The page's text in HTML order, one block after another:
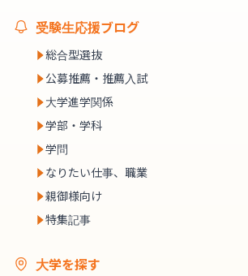
受験生応援ブログ
総合型選抜
公募推薦・推薦入試
大学進学関係
学部・学科
学問
なりたい仕事、職業
親御様向け
特集記事
大学を探す